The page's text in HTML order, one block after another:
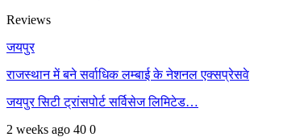
Reviews
जयपुर
राजस्थान में बने सर्वाधिक लम्बाई के नेशनल एक्सप्रेसवे
जयपुर सिटी ट्रांसपोर्ट सर्विसेज लिमिटेड…
2 weeks ago 40 0